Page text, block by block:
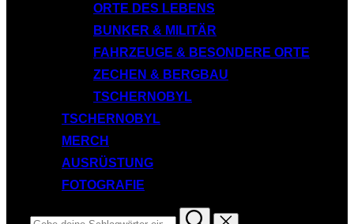
ORTE DES LEBENS
BUNKER & MILITÄR
FAHRZEUGE & BESONDERE ORTE
ZECHEN & BERGBAU
TSCHERNOBYL
TSCHERNOBYL
MERCH
AUSRÜSTUNG
FOTOGRAFIE
Suchen